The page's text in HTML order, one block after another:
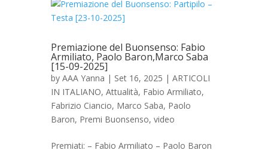
Premiazione del Buonsenso: Fabio
Armiliato, Paolo Baron,Marco Saba
[15-09-2025]
by AAA Yanna | Set 16, 2025 | ARTICOLI
IN ITALIANO, Attualità, Fabio Armiliato,
Fabrizio Ciancio, Marco Saba, Paolo
Baron, Premi Buonsenso, video
Premiati: – Fabio Armiliato – Paolo Baron